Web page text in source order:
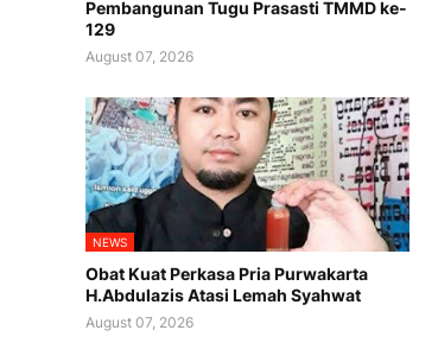
Pembangunan Tugu Prasasti TMMD ke-
129
August 07, 2026
NEWS
Obat Kuat Perkasa Pria Purwakarta
H.Abdulazis Atasi Lemah Syahwat
August 07, 2026